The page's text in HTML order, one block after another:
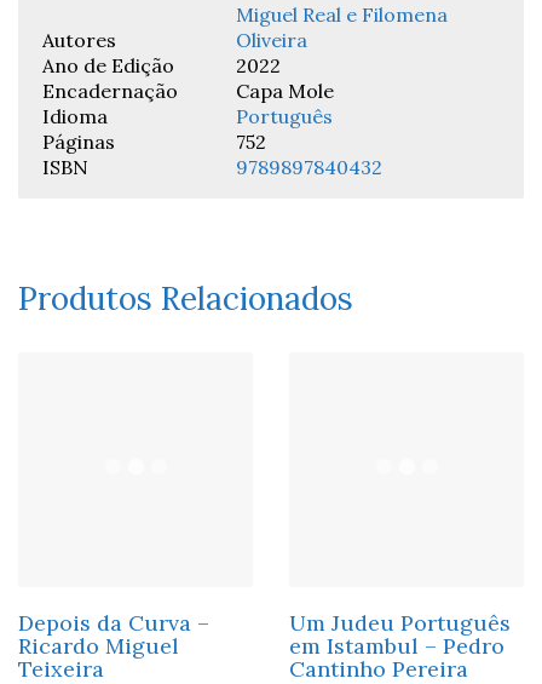
Autores
Miguel Real e Filomena
Oliveira
Ano de Edição
2022
Encadernação
Capa Mole
Idioma
Português
Páginas
752
ISBN
9789897840432
Produtos Relacionados
Depois da Curva –
Ricardo Miguel
Teixeira
Um Judeu Português
em Istambul – Pedro
Cantinho Pereira